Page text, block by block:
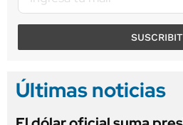
Últimas noticias